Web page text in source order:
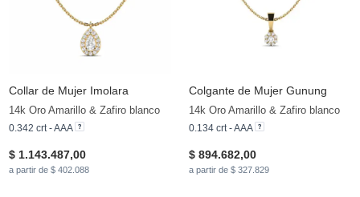
Collar de Mujer Imolara
14k Oro Amarillo & Zafiro blanco
0.342 crt - AAA
$ 1.143.487,00
a partir de $ 402.088
Colgante de Mujer Gunung
14k Oro Amarillo & Zafiro blanco
0.134 crt - AAA
$ 894.682,00
a partir de $ 327.829